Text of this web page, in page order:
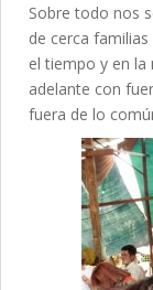
Sobre todo nos
de cerca
el tiempo y en
adelante con
fuera de lo